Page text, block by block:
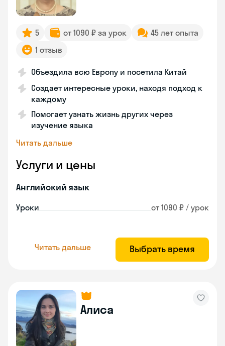
5 от 1090 ₽ за урок
45 лет опыта
1 отзыв
Объездила всю Европу и посетила Китай
Создает интересные уроки, находя подход к
каждому
Помогает узнать жизнь других через
изучение языка
Читать дальше
Услуги и цены
Английский язык
Уроки от 1090 ₽ / урок
Читать дальше Выбрать время
Алиса